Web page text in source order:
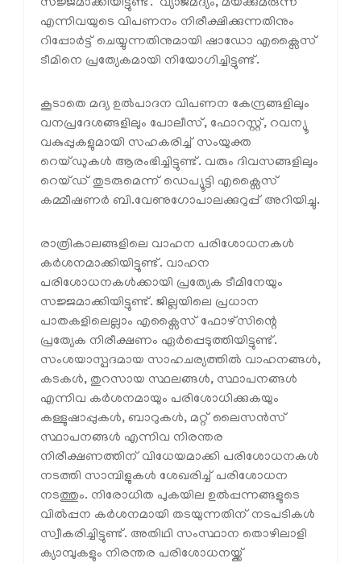
സജ്ജമാക്കിയിട്ടുണ്ട്. വ്യാജമദ്യം, മയക്കുമരുന്ന്
എന്നിവയുടെ വിപണനം നിരീക്ഷിക്കുന്നതിനും
റിപ്പോര്‍ട്ട് ചെയ്യുന്നതിനുമായി ഷാഡോ എക്സൈസ്
ടീമിനെ പ്രത്യേകമായി നിയോഗിച്ചിട്ടുണ്ട്.
കൂടാതെ മദ്യ ഉല്‍പാദന വിപണന കേന്ദ്രങ്ങളിലും
വനപ്രദേശങ്ങളിലും പോലീസ്, ഫോറസ്റ്റ്, റവന്യൂ
വകുപ്പുകളുമായി സഹകരിച്ച് സംയുക്ത
റെയ്ഡുകള്‍ ആരംഭിച്ചിട്ടുണ്ട്. വരും ദിവസങ്ങളിലും
റെയ്ഡ് തുടരുമെന്ന് ഡെപ്യൂട്ടി എക്സൈസ്
കമ്മീഷണര്‍ ബി.വേണുഗോപാലക്കുറുപ്പ് അറിയിച്ചു.
രാത്രികാലങ്ങളിലെ വാഹന പരിശോധനകള്‍
കര്‍ശനമാക്കിയിട്ടുണ്ട്. വാഹന
പരിശോധനകള്‍ക്കായി പ്രത്യേക ടീമിനേയും
സജ്ജമാക്കിയിട്ടുണ്ട്. ജില്ലയിലെ പ്രധാന
പാതകളിലെല്ലാം എക്സൈസ് ഫോഴ്സിന്റെ
പ്രത്യേക നിരീക്ഷണം ഏര്‍പ്പെടുത്തിയിട്ടുണ്ട്.
സംശയാസ്പദമായ സാഹചര്യത്തില്‍ വാഹനങ്ങള്‍,
കടകള്‍, തുറസായ സ്ഥലങ്ങള്‍, സ്ഥാപനങ്ങള്‍
എന്നിവ കര്‍ശനമായും പരിശോധിക്കുകയും
കള്ളുഷാപ്പുകള്‍, ബാറുകള്‍, മറ്റ് ലൈസന്‍സ്
സ്ഥാപനങ്ങള്‍ എന്നിവ നിരന്തര
നിരീക്ഷണത്തിന് വിധേയമാക്കി പരിശോധനകള്‍
നടത്തി സാമ്പിളുകള്‍ ശേഖരിച്ച് പരിശോധന
നടത്തും. നിരോധിത പുകയില ഉല്‍പ്പന്നങ്ങളുടെ
വില്‍പ്പന കര്‍ശനമായി തടയുന്നതിന് നടപടികള്‍
സ്വീകരിച്ചിട്ടുണ്ട്. അതിഥി സംസ്ഥാന തൊഴിലാളി
ക്യാമ്പുകളും നിരന്തര പരിശോധനയ്ക്ക്